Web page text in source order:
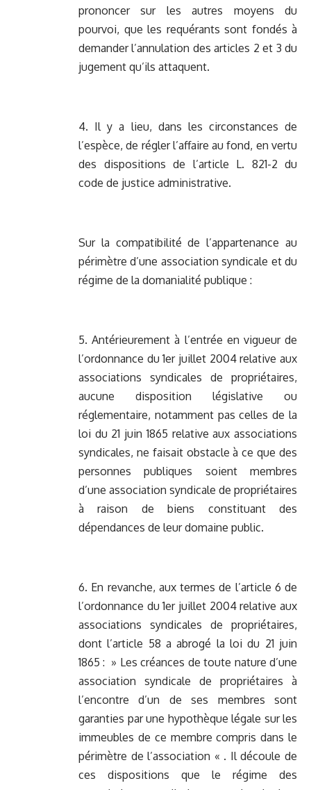
prononcer sur les autres moyens du
pourvoi, que les requérants sont fondés à
demander l’annulation des articles 2 et 3 du
jugement qu’ils attaquent.
4. Il y a lieu, dans les circonstances de
l’espèce, de régler l’affaire au fond, en vertu
des dispositions de l’article L. 821-2 du
code de justice administrative.
Sur la compatibilité de l’appartenance au
périmètre d’une association syndicale et du
régime de la domanialité publique :
5. Antérieurement à l’entrée en vigueur de
l’ordonnance du 1er juillet 2004 relative aux
associations syndicales de propriétaires,
aucune disposition législative ou
réglementaire, notamment pas celles de la
loi du 21 juin 1865 relative aux associations
syndicales, ne faisait obstacle à ce que des
personnes publiques soient membres
d’une association syndicale de propriétaires
à raison de biens constituant des
dépendances de leur domaine public.
6. En revanche, aux termes de l’article 6 de
l’ordonnance du 1er juillet 2004 relative aux
associations syndicales de propriétaires,
dont l’article 58 a abrogé la loi du 21 juin
1865 : » Les créances de toute nature d’une
association syndicale de propriétaires à
l’encontre d’un de ses membres sont
garanties par une hypothèque légale sur les
immeubles de ce membre compris dans le
périmètre de l’association « . Il découle de
ces dispositions que le régime des